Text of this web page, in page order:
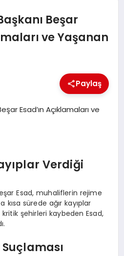
Beşar
ve Yaşanan
Paylaş
Verdiği
Esad, muhaliflerin rejime
kısa sürede ağır kayıplar
şehirleri kaybeden Esad,
Suçlaması